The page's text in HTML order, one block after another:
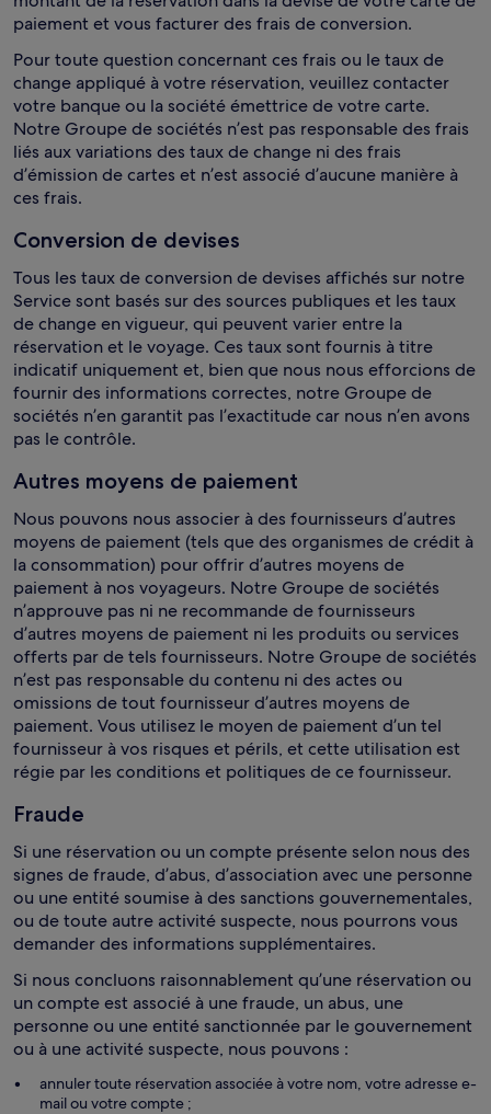
paiement et vous facturer des frais de conversion.
Pour toute question concernant ces frais ou le taux de
change appliqué à votre réservation, veuillez contacter
votre banque ou la société émettrice de votre carte.
Notre Groupe de sociétés n’est pas responsable des frais
liés aux variations des taux de change ni des frais
d’émission de cartes et n’est associé d’aucune manière à
ces frais.
Conversion de devises
Tous les taux de conversion de devises affichés sur notre
Service sont basés sur des sources publiques et les taux
de change en vigueur, qui peuvent varier entre la
réservation et le voyage. Ces taux sont fournis à titre
indicatif uniquement et, bien que nous nous efforcions de
fournir des informations correctes, notre Groupe de
sociétés n’en garantit pas l’exactitude car nous n’en avons
pas le contrôle.
Autres moyens de paiement
Nous pouvons nous associer à des fournisseurs d’autres
moyens de paiement (tels que des organismes de crédit à
la consommation) pour offrir d’autres moyens de
paiement à nos voyageurs. Notre Groupe de sociétés
n’approuve pas ni ne recommande de fournisseurs
d’autres moyens de paiement ni les produits ou services
offerts par de tels fournisseurs. Notre Groupe de sociétés
n’est pas responsable du contenu ni des actes ou
omissions de tout fournisseur d’autres moyens de
paiement. Vous utilisez le moyen de paiement d’un tel
fournisseur à vos risques et périls, et cette utilisation est
régie par les conditions et politiques de ce fournisseur.
Fraude
Si une réservation ou un compte présente selon nous des
signes de fraude, d’abus, d’association avec une personne
ou une entité soumise à des sanctions gouvernementales,
ou de toute autre activité suspecte, nous pourrons vous
demander des informations supplémentaires.
Si nous concluons raisonnablement qu’une réservation ou
un compte est associé à une fraude, un abus, une
personne ou une entité sanctionnée par le gouvernement
ou à une activité suspecte, nous pouvons :
annuler toute réservation associée à votre nom, votre adresse e-
mail ou votre compte ;